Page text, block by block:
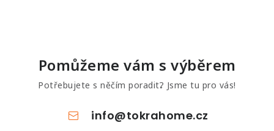
Pomůžeme vám s výběrem
Potřebujete s něčím poradit? Jsme tu pro vás!
info@tokrahome.cz